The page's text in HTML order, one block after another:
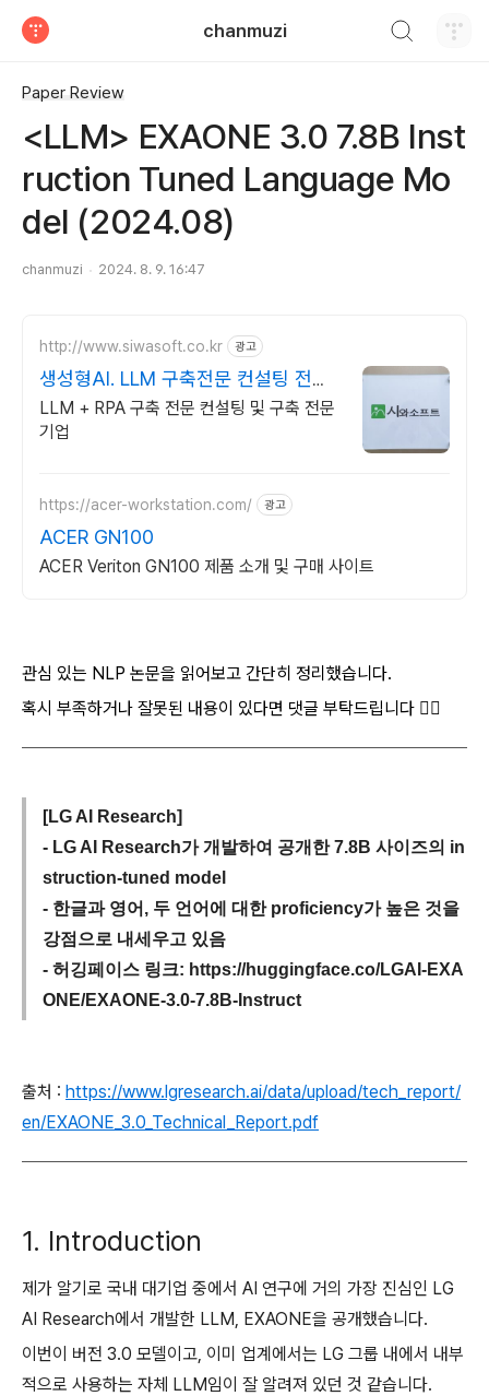
chanmuzi
Paper Review
<LLM> EXAONE 3.0 7.8B Inst
ruction Tuned Language Mo
del (2024.08)
chanmuzi 2024. 8. 9. 16:47
http://www.siwasoft.co.kr 광고
생성형AI. LLM 구축전문 컨설팅 전문
인력 다수 보유
LLM + RPA 구축 전문 컨설팅 및 구축 전문
기업
https://acer-workstation.com/ 광고
ACER GN100
ACER Veriton GN100 제품 소개 및 구매 사이트
관심 있는 NLP 논문을 읽어보고 간단히 정리했습니다.
혹시 부족하거나 잘못된 내용이 있다면 댓글 부탁드립니다 🙇‍♂️
[LG AI Research]
- LG AI Research가 개발하여 공개한 7.8B 사이즈의 in
struction-tuned model
- 한글과 영어, 두 언어에 대한 proficiency가 높은 것을
강점으로 내세우고 있음
- 허깅페이스 링크: https://huggingface.co/LGAI-EXA
ONE/EXAONE-3.0-7.8B-Instruct
출처 : https://www.lgresearch.ai/data/upload/tech_report/
en/EXAONE_3.0_Technical_Report.pdf
1. Introduction
제가 알기로 국내 대기업 중에서 AI 연구에 거의 가장 진심인 LG
AI Research에서 개발한 LLM, EXAONE을 공개했습니다.
이번이 버전 3.0 모델이고, 이미 업계에서는 LG 그룹 내에서 내부
적으로 사용하는 자체 LLM임이 잘 알려져 있던 것 같습니다.